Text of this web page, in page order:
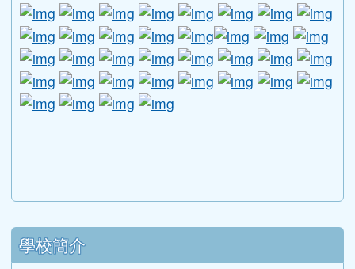
link to http://www.guide.edu.tw/
link to http://www.csptc.gov.tw/ \
link to http://enc.moe.edu.tw/ \
link to https://link to https://link to https://
link to
link to http://edufund.cyut.edu.tw \
link to http://link to https://www.ptskids.tw/ \
link to http://
link to http://link to http://
link to
link to http://1950.tycg.gov.tw/ \
link to http://www.e-quit.org/ \
link to http://www.hpa.gov.tw/
link to http://link to http://goo.gl/
link to http://
link to
link to http://www.2017twccprcescr.tw/
link to http://http://ifi.immigration.gov.tw/
link to https://i.win.org.tw/iWIN/
link to https://
link to http://link to https://
link to https://
link to
link to
link to https://dep.mohw.gov.tw/DOMHAOH/lp-3560-
link to https://dep.mohw.gov.tw/DOMHAOH/cp-
link to http://sgcc.tyc.edu.tw/tycsgcc/ \
link to =\ https://learning.swcb.gov.tw/
link to http://
左邊區域內容
學校簡介